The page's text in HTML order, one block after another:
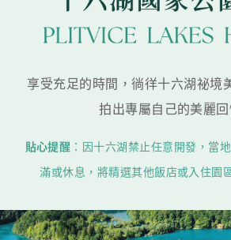
享受充足的時間，徜徉十六湖祕境
拍出專屬自己的美麗回
貼心提醒 ：因十六湖禁止任意開發，當
滿或休息，將精選其他飯店或入住園